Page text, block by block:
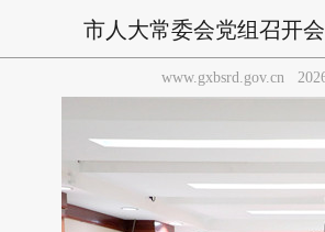
市人大常委会党组召开
www.gxbsrd.gov.cn